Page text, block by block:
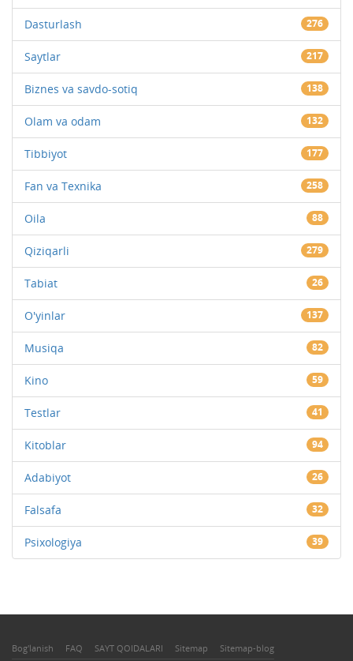
Dasturlash 276
Saytlar 217
Biznes va savdo-sotiq 138
Olam va odam 132
Tibbiyot 177
Fan va Texnika 258
Oila 88
Qiziqarli 279
Tabiat 26
O'yinlar 137
Musiqa 82
Kino 59
Testlar 41
Kitoblar 94
Adabiyot 26
Falsafa 32
Psixologiya 39
Bog'lanish FAQ SAYT QOIDALARI Sitemap Sitemap-blog